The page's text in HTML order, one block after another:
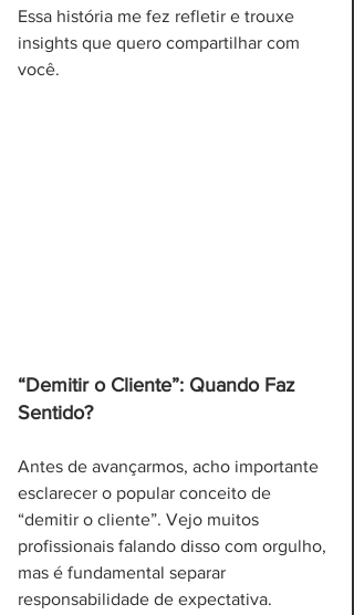
Essa história me fez refletir e trouxe
insights que quero compartilhar com
você.
“Demitir o Cliente”: Quando Faz
Sentido?
Antes de avançarmos, acho importante
esclarecer o popular conceito de
“demitir o cliente”. Vejo muitos
profissionais falando disso com orgulho,
mas é fundamental separar
responsabilidade de expectativa.